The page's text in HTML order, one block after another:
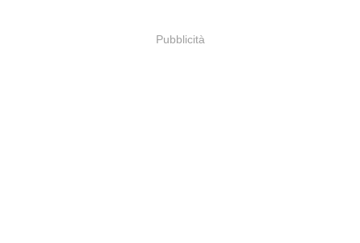
Pubblicità